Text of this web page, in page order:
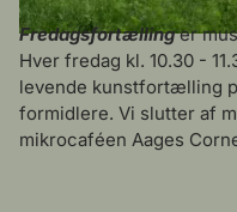
Fredagsfortælling er
Hver fredag kl. 10.30 -
levende kunstfortælling
formidlere. Vi slutter af
mikrocaféen Aages